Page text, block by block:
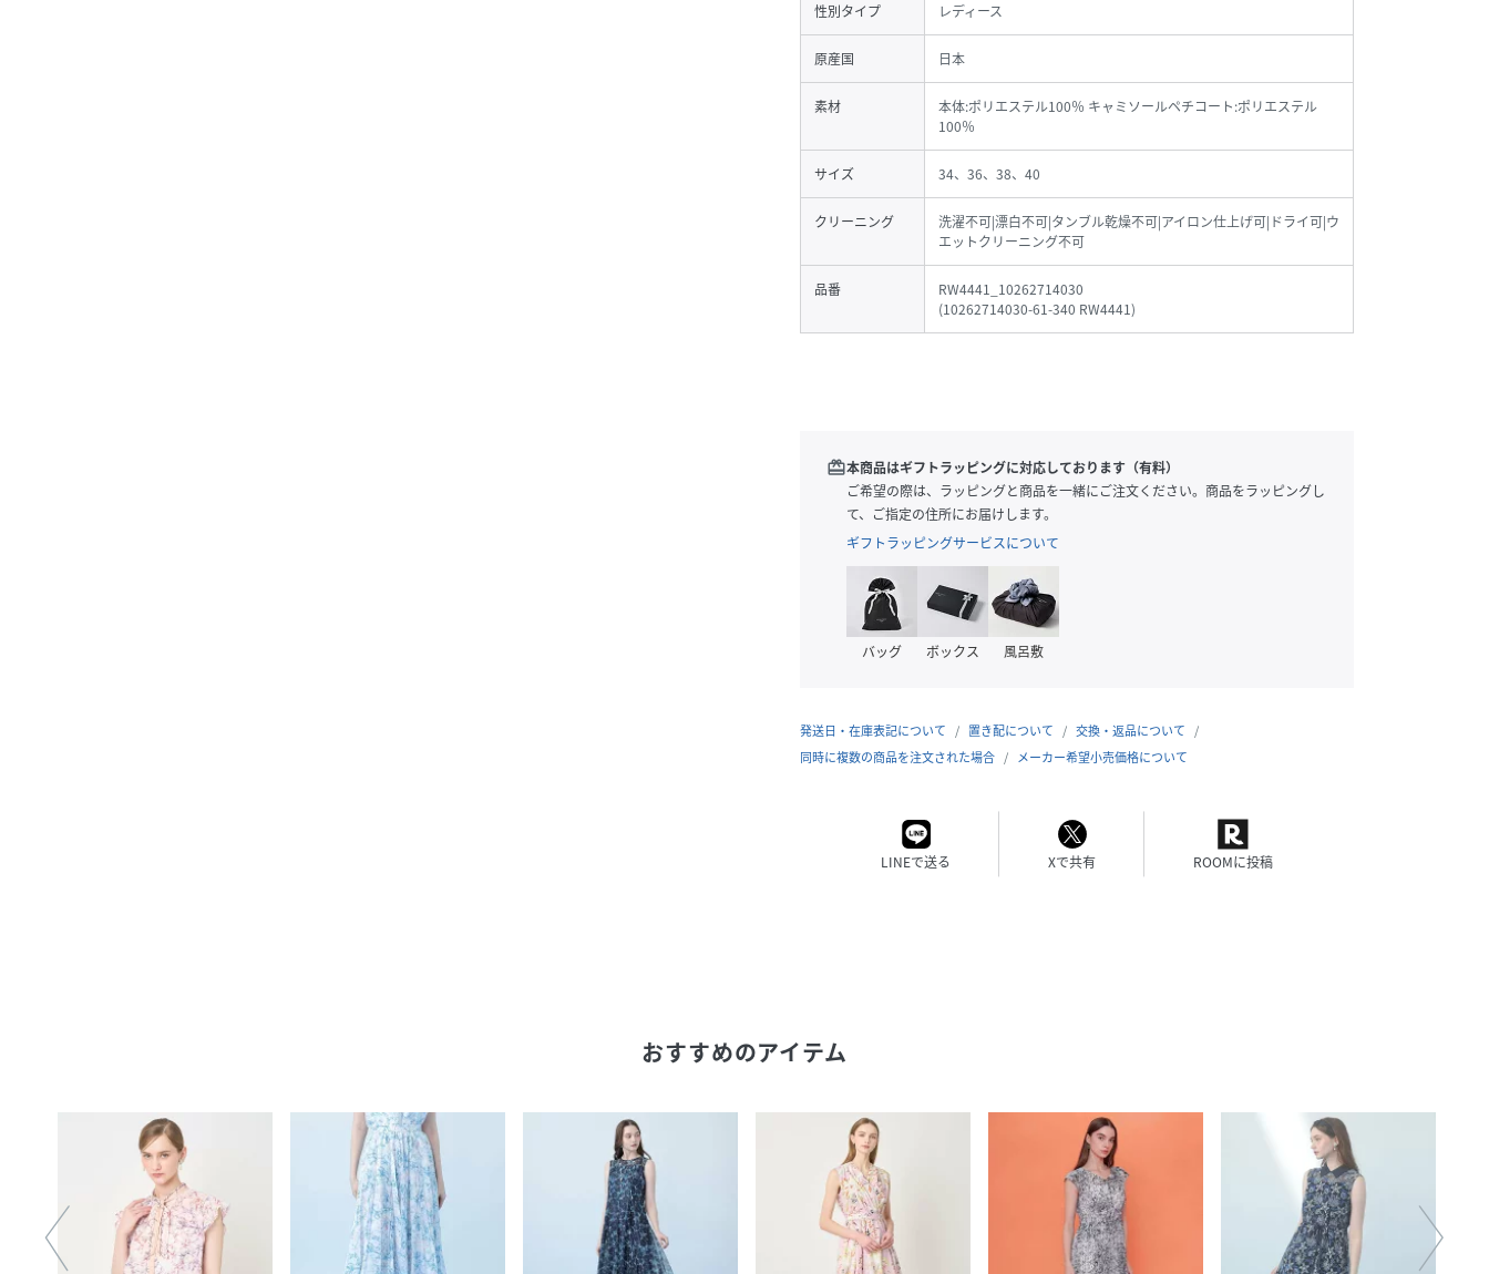
性別タイプ レディース
原産国 日本
素材
本体:ポリエステル100％ キャミソールペチコート:ポリエステル
100％
サイズ 34、36、38、40
クリーニング
洗濯不可|漂白不可|タンブル乾燥不可|アイロン仕上げ可|ドライ可|ウ
エットクリーニング不可
品番
RW4441_10262714030
(10262714030-61-340 RW4441)
redeem本商品はギフトラッピングに対応しております（有料）
ご希望の際は、ラッピングと商品を一緒にご注文ください。商品をラッピングし
て、ご指定の住所にお届けします。
ギフトラッピングサービスについて
バッグ ボックス 風呂敷
発送日・在庫表記について 置き配について
交換・返品について
同時に複数の商品を注文された場合
メーカー希望小売価格について
LINEで送る Xで共有 ROOMに投稿
おすすめのアイテム